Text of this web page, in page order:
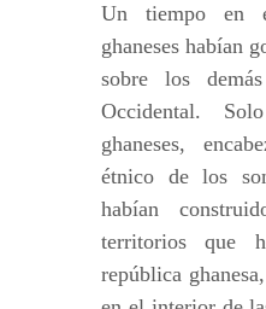
Un tiempo en
ghaneses habían
sobre los
Occidental.
ghaneses,
étnico de los
habían
territorios que
república